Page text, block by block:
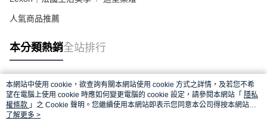
人氣商品推薦
本分類熱銷全站排行
熱門標籤
本網站中使用 cookie，欲查詢有關本網站使用 cookie 方式之詳情，及若您不希
望在電腦上使用 cookie 時應如何變更電腦的 cookie 設定，請參閱本網站「 隱私
權條款 」之 Cookie 聲明。您繼續使用本網站即表示您同意本公司得按本網站使
用條款之 Cookie 聲明使用 cookie。
了解更多 >